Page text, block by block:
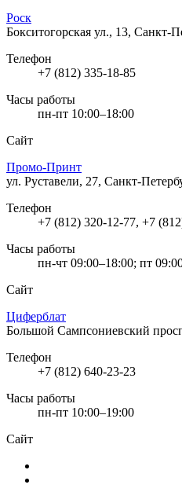
Роск
Бокситогорская ул., 13, Санкт-
Телефон
+7 (812) 335-18-85
Часы работы
пн-пт 10:00–18:00
Сайт
Промо-Принт
ул. Руставели, 27, Санкт-
Телефон
+7 (812) 320-12-77, +7
Часы работы
пн-чт 09:00–18:00; пт
Сайт
Циферблат
Большой Сампсониевский
Телефон
+7 (812) 640-23-23
Часы работы
пн-пт 10:00–19:00
Сайт